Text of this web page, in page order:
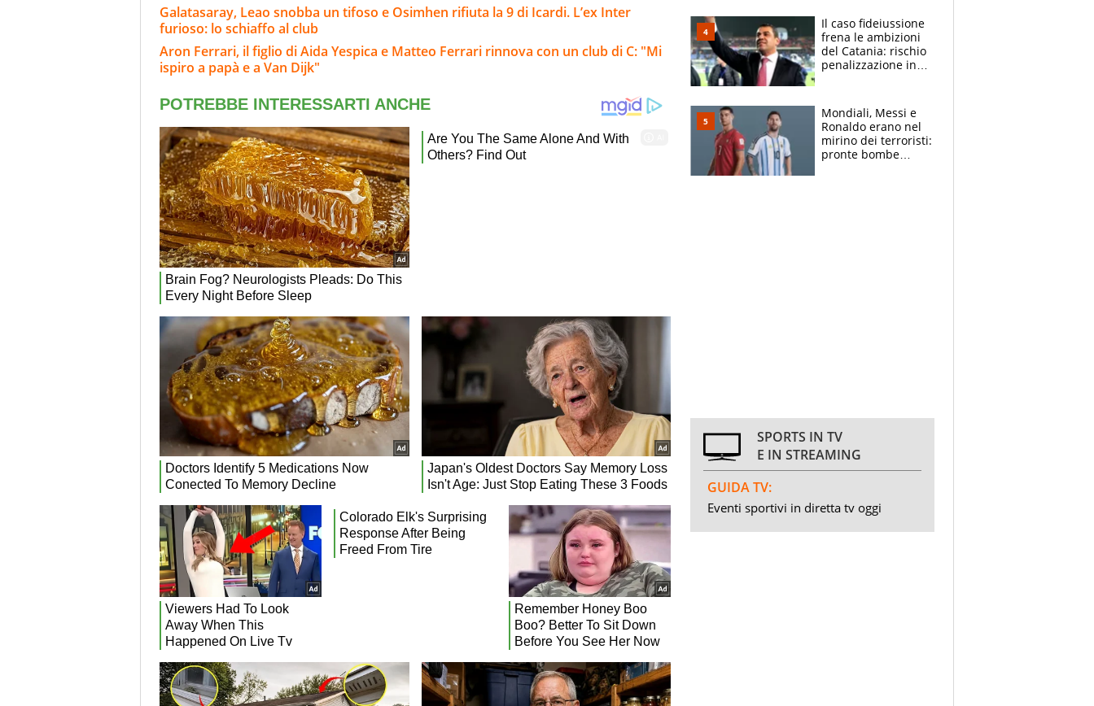
Galatasaray, Leao snobba un tifoso e Osimhen rifiuta la 9 di Icardi. L’ex Inter
furioso: lo schiaffo al club
Aron Ferrari, il figlio di Aida Yespica e Matteo Ferrari rinnova con un club di C: "Mi
ispiro a papà e a Van Dijk"
attacco all’Italia
Il caso fideiussione
frena le ambizioni
del Catania: rischio
penalizzazione in
Mondiali, Messi e
Ronaldo erano nel
mirino dei terroristi:
pronte bombe
SPORTS IN TV
E IN STREAMING
GUIDA TV:
Eventi sportivi in diretta tv oggi